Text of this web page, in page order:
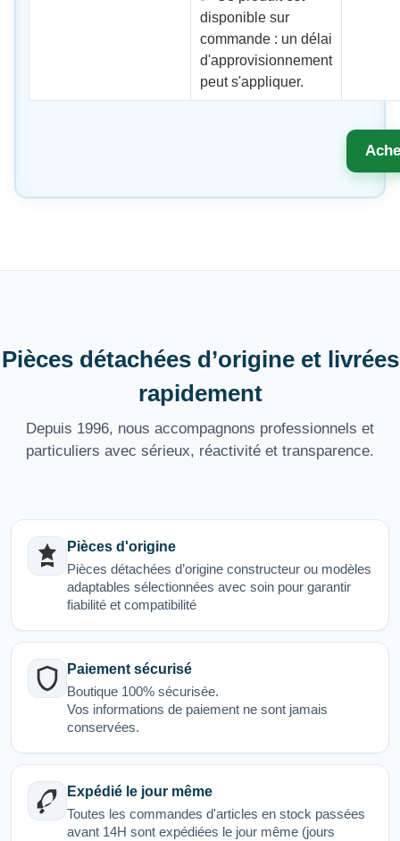
disponible sur
commande : un délai
d'approvisionnement
peut s'appliquer.
Pièces détachées d’origine et livrées
rapidement
Depuis 1996, nous accompagnons professionnels et
particuliers avec sérieux, réactivité et transparence.
Pièces d'origine
Pièces détachées d’origine constructeur ou modèles
adaptables sélectionnées avec soin pour garantir
fiabilité et compatibilité
Paiement sécurisé
Boutique 100% sécurisée.
Vos informations de paiement ne sont jamais
conservées.
Expédié le jour même
Toutes les commandes d'articles en stock passées
avant 14H sont expédiées le jour même (jours